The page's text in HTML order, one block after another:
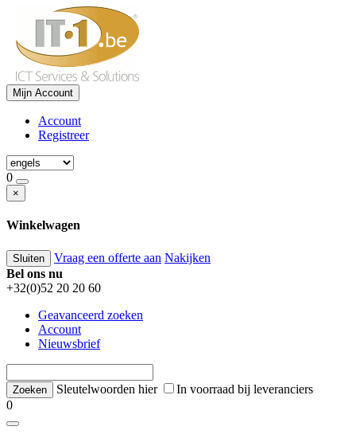
Mijn Account
Account
Registreer
0
×
Winkelwagen
Sluiten Vraag een offerte aan Nakijken
Bel ons nu
+32(0)52 20 20 60
Geavanceerd zoeken
Account
Nieuwsbrief
Sleutelwoorden hier
In voorraad bij leveranciers
0